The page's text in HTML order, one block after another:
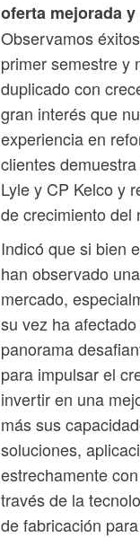
oferta mejorada
Observamos
primer semestre y
duplicado con
gran interés que
experiencia en
clientes
Lyle y CP Kelco y
de crecimiento del
Indicó que si bien
han observado
mercado,
su vez ha
panorama
para impulsar el
invertir en una
más sus
soluciones,
estrechamente
través de la
de fabricación